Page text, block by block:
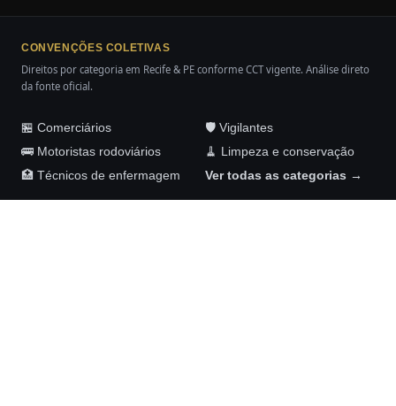
CONVENÇÕES COLETIVAS
Direitos por categoria em Recife & PE conforme CCT vigente. Análise direto
da fonte oficial.
🏪 Comerciários
🛡️ Vigilantes
🚌 Motoristas rodoviários
🧹 Limpeza e conservação
🏥 Técnicos de enfermagem
Ver todas as categorias →